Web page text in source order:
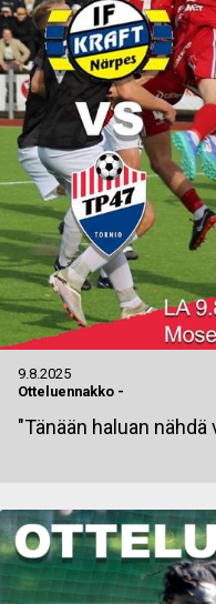
9.8.2025
Otteluennakko -
"Tänään haluan